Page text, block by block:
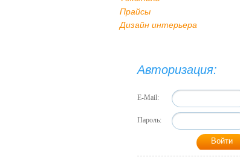
Прайсы
Дизайн интерьера
Авторизация:
E-Mail:
Пароль: